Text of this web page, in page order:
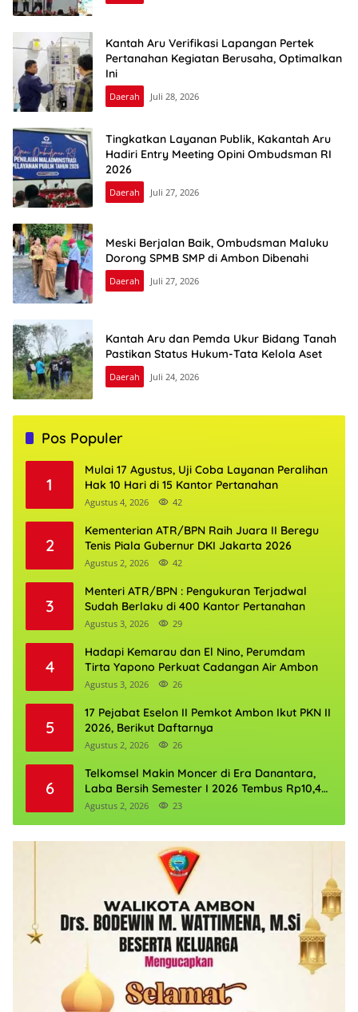
Kantah Aru Verifikasi Lapangan Pertek
Pertanahan Kegiatan Berusaha, Optimalkan
Ini
Daerah Juli 28, 2026
Tingkatkan Layanan Publik, Kakantah Aru
Hadiri Entry Meeting Opini Ombudsman RI
2026
Daerah Juli 27, 2026
Meski Berjalan Baik, Ombudsman Maluku
Dorong SPMB SMP di Ambon Dibenahi
Daerah Juli 27, 2026
Kantah Aru dan Pemda Ukur Bidang Tanah
Pastikan Status Hukum-Tata Kelola Aset
Daerah Juli 24, 2026
Pos Populer
1
Mulai 17 Agustus, Uji Coba Layanan Peralihan
Hak 10 Hari di 15 Kantor Pertanahan
Agustus 4, 2026 42
2
Kementerian ATR/BPN Raih Juara II Beregu
Tenis Piala Gubernur DKI Jakarta 2026
Agustus 2, 2026 42
3
Menteri ATR/BPN : Pengukuran Terjadwal
Sudah Berlaku di 400 Kantor Pertanahan
Agustus 3, 2026 29
4
Hadapi Kemarau dan El Nino, Perumdam
Tirta Yapono Perkuat Cadangan Air Ambon
Agustus 3, 2026 26
5
17 Pejabat Eselon II Pemkot Ambon Ikut PKN II
2026, Berikut Daftarnya
Agustus 2, 2026 26
6
Telkomsel Makin Moncer di Era Danantara,
Laba Bersih Semester I 2026 Tembus Rp10,4
Triliun
Agustus 2, 2026 23